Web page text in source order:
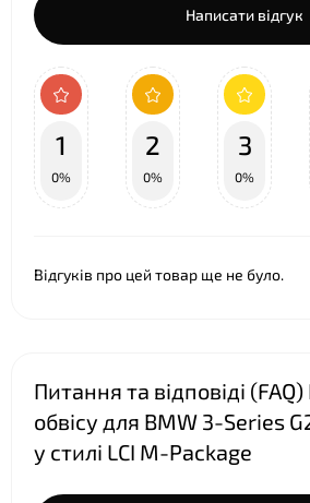
Написати відгук
1
0%
2
0%
3
0%
Відгуків про цей товар ще не було.
Питання та відповіді
обвісу для BMW 3-Series
у стилі LCI M-Package